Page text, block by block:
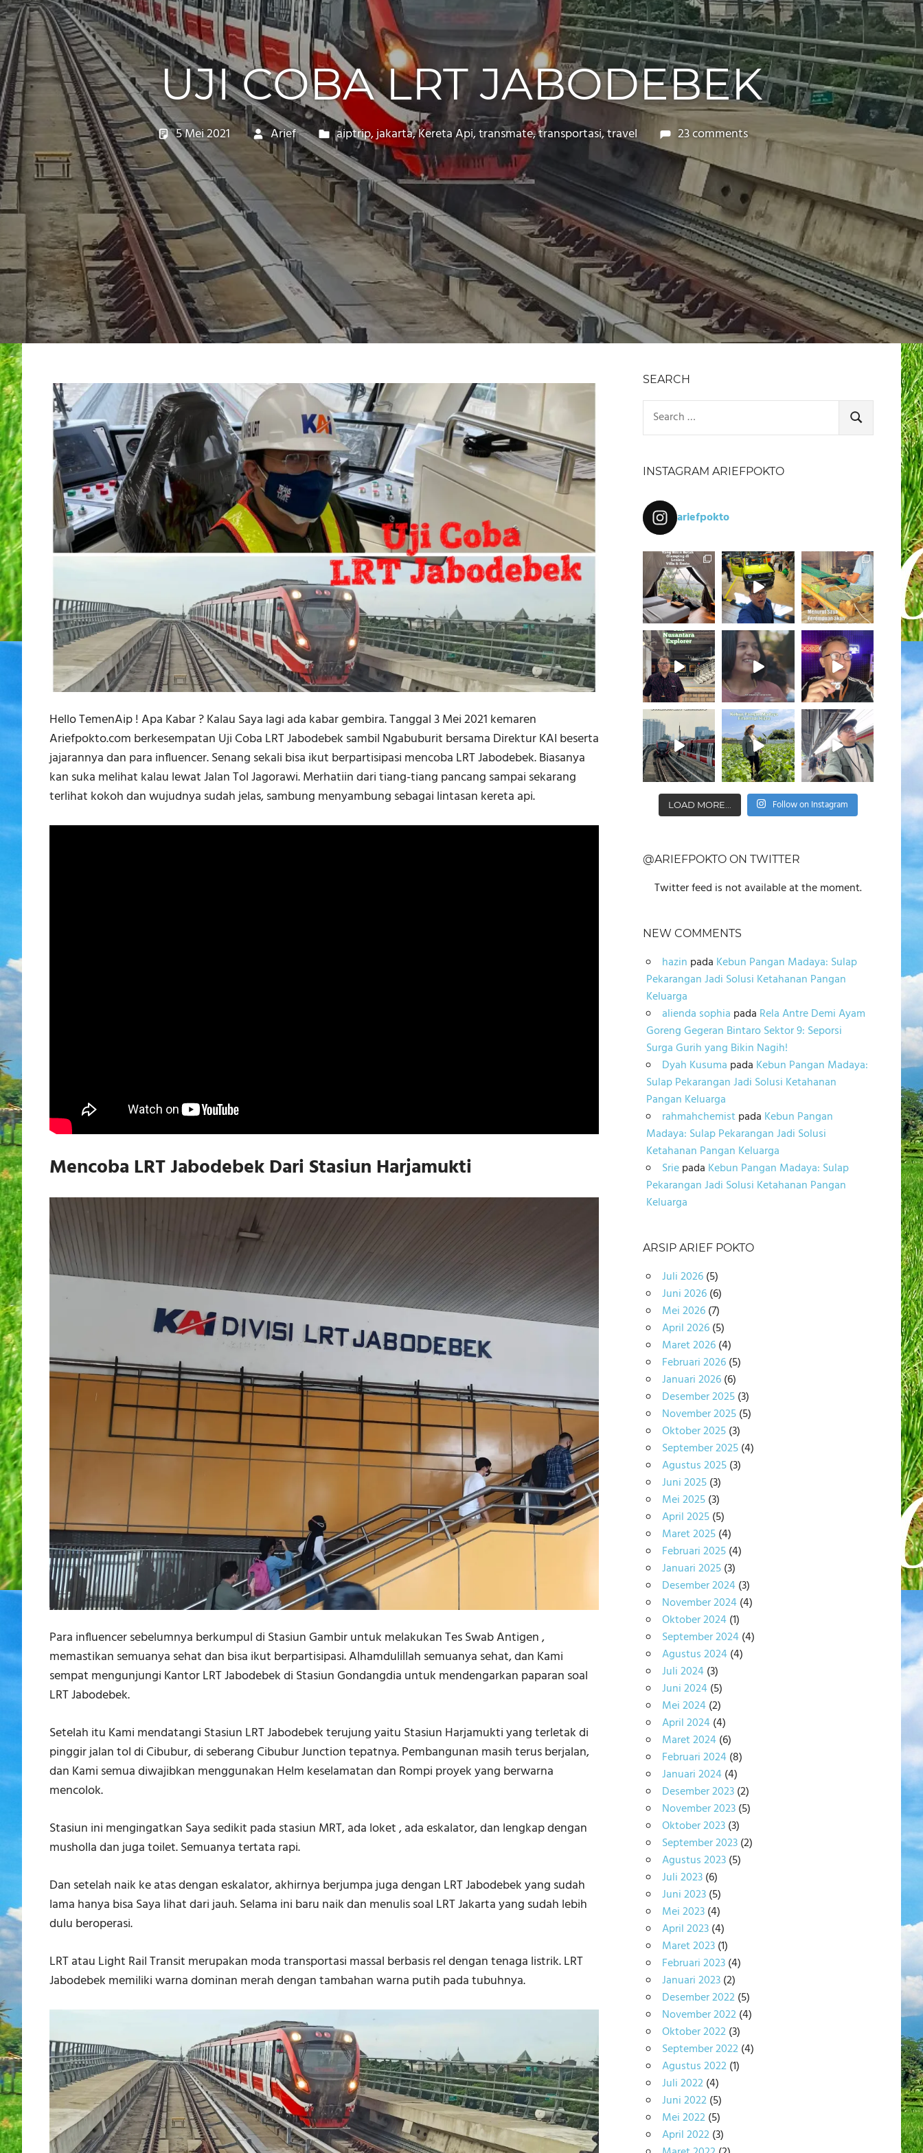
UJI COBA LRT JABODEBEK
5 Mei 2021 Arief aiptrip,jakarta,Kereta Api,transmate,transportasi,travel 23 comments
Hello TemenAip ! Apa Kabar ? Kalau Saya lagi ada kabar gembira. Tanggal 3 Mei 2021 kemaren
Ariefpokto.com berkesempatan Uji Coba LRT Jabodebek sambil Ngabuburit bersama Direktur KAI beserta
jajarannya dan para influencer. Senang sekali bisa ikut berpartisipasi mencoba LRT Jabodebek. Biasanya
kan suka melihat kalau lewat Jalan Tol Jagorawi. Merhatiin dari tiang-tiang pancang sampai sekarang
terlihat kokoh dan wujudnya sudah jelas, sambung menyambung sebagai lintasan kereta api.
Mencoba LRT Jabodebek Dari Stasiun Harjamukti
Para influencer sebelumnya berkumpul di Stasiun Gambir untuk melakukan Tes Swab Antigen ,
memastikan semuanya sehat dan bisa ikut berpartisipasi. Alhamdulillah semuanya sehat, dan Kami
sempat mengunjungi Kantor LRT Jabodebek di Stasiun Gondangdia untuk mendengarkan paparan soal
LRT Jabodebek.
Setelah itu Kami mendatangi Stasiun LRT Jabodebek terujung yaitu Stasiun Harjamukti yang terletak di
pinggir jalan tol di Cibubur, di seberang Cibubur Junction tepatnya. Pembangunan masih terus berjalan,
dan Kami semua diwajibkan menggunakan Helm keselamatan dan Rompi proyek yang berwarna
mencolok.
Stasiun ini mengingatkan Saya sedikit pada stasiun MRT, ada loket , ada eskalator, dan lengkap dengan
musholla dan juga toilet. Semuanya tertata rapi.
Dan setelah naik ke atas dengan eskalator, akhirnya berjumpa juga dengan LRT Jabodebek yang sudah
lama hanya bisa Saya lihat dari jauh. Selama ini baru naik dan menulis soal LRT Jakarta yang sudah lebih
dulu beroperasi.
LRT atau Light Rail Transit merupakan moda transportasi massal berbasis rel dengan tenaga listrik. LRT
Jabodebek memiliki warna dominan merah dengan tambahan warna putih pada tubuhnya.
SEARCH
Search
for:
SEARCH
INSTAGRAM ARIEFPOKTO
ariefpokto
LOAD MORE... Follow on Instagram
@ARIEFPOKTO ON TWITTER
Twitter feed is not available at the moment.
NEW COMMENTS
hazin pada Kebun Pangan Madaya: Sulap
Pekarangan Jadi Solusi Ketahanan Pangan
Keluarga
alienda sophia pada Rela Antre Demi Ayam
Goreng Gegeran Bintaro Sektor 9: Seporsi
Surga Gurih yang Bikin Nagih!
Dyah Kusuma pada Kebun Pangan Madaya:
Sulap Pekarangan Jadi Solusi Ketahanan
Pangan Keluarga
rahmahchemistpada Kebun Pangan
Madaya: Sulap Pekarangan Jadi Solusi
Ketahanan Pangan Keluarga
Sriepada Kebun Pangan Madaya: Sulap
Pekarangan Jadi Solusi Ketahanan Pangan
Keluarga
ARSIP ARIEF POKTO
Juli 2026(5)
Juni 2026(6)
Mei 2026(7)
April 2026(5)
Maret 2026(4)
Februari 2026(5)
Januari 2026(6)
Desember 2025(3)
November 2025(5)
Oktober 2025(3)
September 2025(4)
Agustus 2025(3)
Juni 2025(3)
Mei 2025(3)
April 2025(5)
Maret 2025(4)
Februari 2025(4)
Januari 2025(3)
Desember 2024(3)
November 2024(4)
Oktober 2024(1)
September 2024(4)
Agustus 2024(4)
Juli 2024(3)
Juni 2024(5)
Mei 2024(2)
April 2024(4)
Maret 2024(6)
Februari 2024(8)
Januari 2024(4)
Desember 2023(2)
November 2023(5)
Oktober 2023(3)
September 2023(2)
Agustus 2023(5)
Juli 2023(6)
Juni 2023(5)
Mei 2023(4)
April 2023(4)
Maret 2023(1)
Februari 2023(4)
Januari 2023(2)
Desember 2022(5)
November 2022(4)
Oktober 2022(3)
September 2022(4)
Agustus 2022(1)
Juli 2022(4)
Juni 2022(5)
Mei 2022(5)
April 2022(3)